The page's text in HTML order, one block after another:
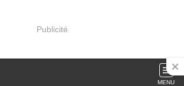
Publicité
MENU